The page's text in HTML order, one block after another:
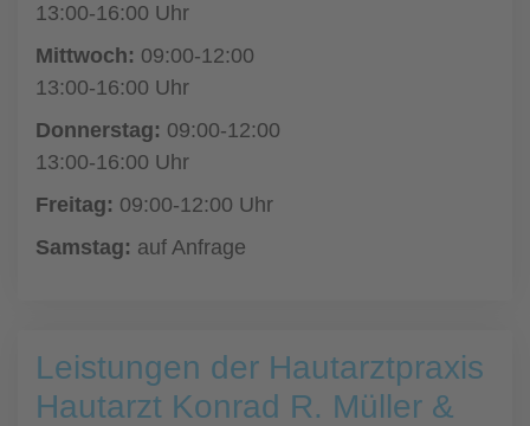
13:00-16:00 Uhr
Mittwoch: 09:00-12:00
13:00-16:00 Uhr
Donnerstag: 09:00-12:00
13:00-16:00 Uhr
Freitag: 09:00-12:00 Uhr
Samstag: auf Anfrage
Leistungen der Hautarztpraxis
Hautarzt Konrad R. Müller &